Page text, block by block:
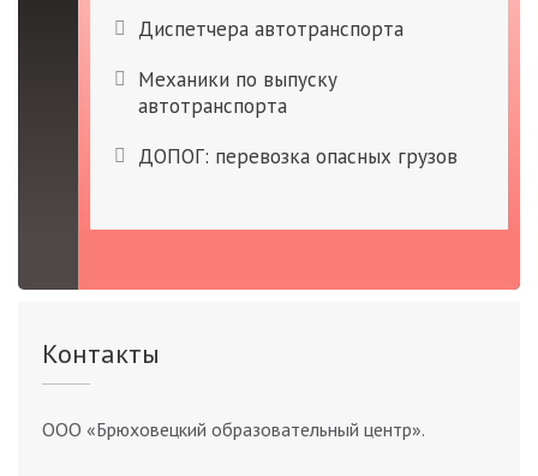
Диспетчера автотранспорта
Механики по выпуску
автотранспорта
ДОПОГ: перевозка опасных грузов
Контакты
ООО «Брюховецкий образовательный центр».